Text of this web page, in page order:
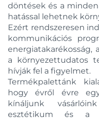
döntések és a
hatással lehetnek
Ezért rendszeresen
kommunikációs
energiatakarékosság,
a környezettudatos
hívják fel a figyelmet.
Termékpalettánk
hogy évről évre
kínáljunk
esztétikum és a